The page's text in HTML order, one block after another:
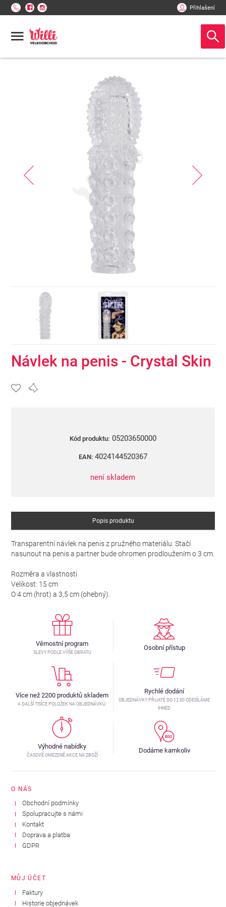
Přihlašení
Návlek na penis - Crystal Skin
Kód produktu: 05203650000
EAN: 4024144520367
není skladem
Popis produktu
Transparentní návlek na penis z pružného materiálu. Stačí
nasunout na penis a partner bude ohromen prodloužením o 3 cm.
Rozměra a vlastnosti
Velikost: 15 cm
O 4 cm (hrot) a 3,5 cm (ohebný).
Věrnostní program
SLEVY PODLE VÝŠE OBRATU
Osobní přístup
Více než 2200 produktů skladem
A DALŠÍ TISÍCE POLOŽEK NA OBJEDNÁVKU.
Rychlé dodání
OBJEDNÁVKY PŘIJATÉ DO 12:00 ODESÍLÁME
IHNED
Výhodné nabídky
ČASOVĚ OMEZENÉ AKCE NA ZBOŽÍ
Dodáme kamkoliv
O NÁS
Obchodní podmínky
Spolupracujte s námi
Kontakt
Doprava a platba
GDPR
MŮJ ÚČET
Faktury
Historie objednávek